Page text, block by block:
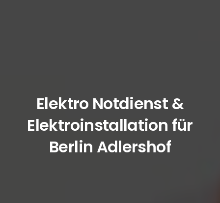
Elektro Notdienst &
Elektroinstallation für
Berlin Adlershof